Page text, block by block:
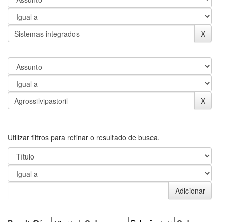
Utilizar filtros para refinar o resultado de busca.